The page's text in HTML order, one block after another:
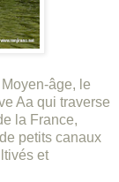
âge, le
Aa qui traverse
la France,
petits canaux
et